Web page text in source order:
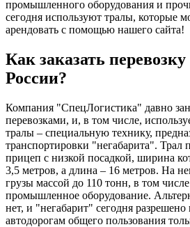
промышленного оборудования и
сегодня используют тралы, которые
арендовать с помощью нашего сайта!
Как заказать перевозку
России?
Компания "СпецЛогистика" давно
перевозками, и, в том числе,
тралы – специальную технику,
транспортировки "негабарита". Трал
прицеп с низкой посадкой, ширина
3,5 метров, а длина – 16 метров. На
грузы массой до 110 тонн, в том
промышленное оборудование.
нет, и "негабарит" сегодня разрешено
автодорогам общего пользования